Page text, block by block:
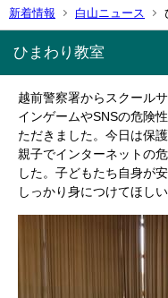
新着情報 白山ニュース
ひまわり教室
越前警察署からスクール
インゲームやSNSの危険
ただきました。今日は保
親子でインターネットの
した。子どもたち自身が
しっかり身につけてほしい